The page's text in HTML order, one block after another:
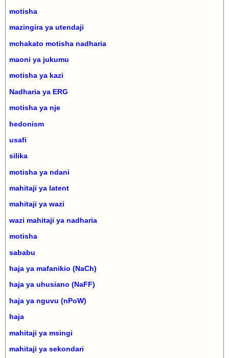
motisha
mazingira ya utendaji
mchakato motisha nadharia
maoni ya jukumu
motisha ya kazi
Nadharia ya ERG
motisha ya nje
hedonism
usafi
silika
motisha ya ndani
mahitaji ya latent
mahitaji ya wazi
wazi mahitaji ya nadharia
motisha
sababu
haja ya mafanikio (NaCh)
haja ya uhusiano (NaFF)
haja ya nguvu (nPoW)
haja
mahitaji ya msingi
mahitaji ya sekondari